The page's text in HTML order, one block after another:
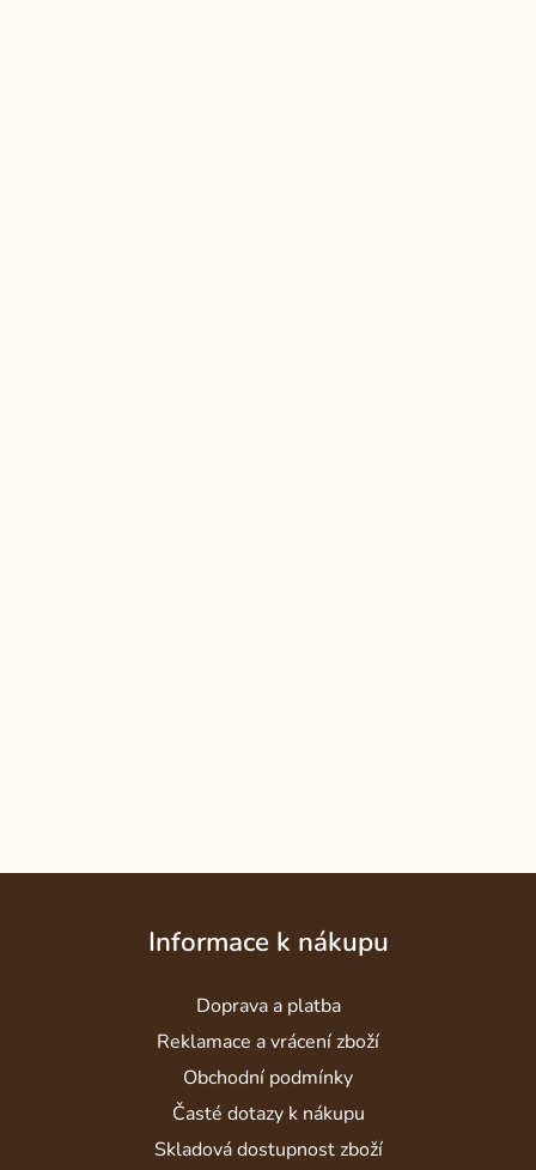
Informace k nákupu
Doprava a platba
Reklamace a vrácení zboží
Obchodní podmínky
Časté dotazy k nákupu
Skladová dostupnost zboží